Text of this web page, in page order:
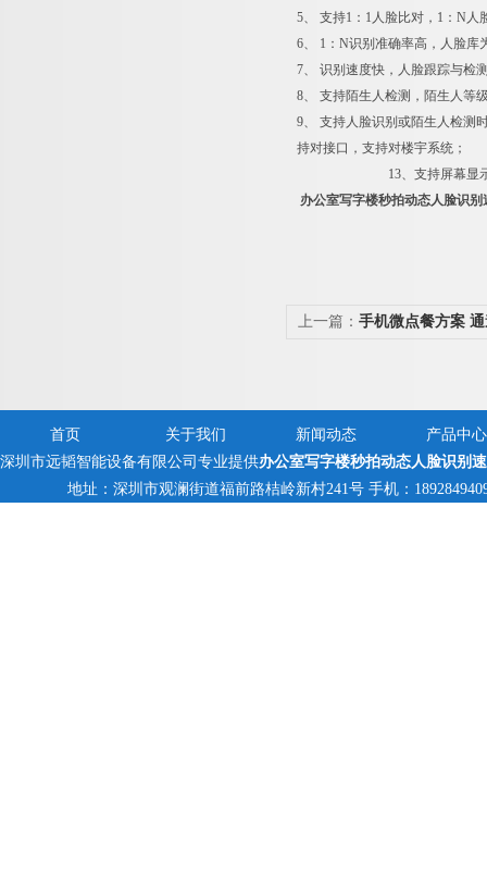
5、 支持1：1人脸比对，1：N人
6、 1：N识别准确率高，人脸库
7、 识别速度快，人脸跟踪与检
8、 支持陌生人检测，陌生人等
9、 支持人脸识别或陌
持对接口
13、支持屏幕显示内
办公室写字楼秒拍动态人脸识别
上一篇： 手机微点餐方案
首页 关于我们 新闻动态
产品中心
深圳市远韬智能设备有限公司专业提供办公室写字楼秒拍动态人脸识别
地址：深圳市观澜街道福前路桔岭新村241号 手机：